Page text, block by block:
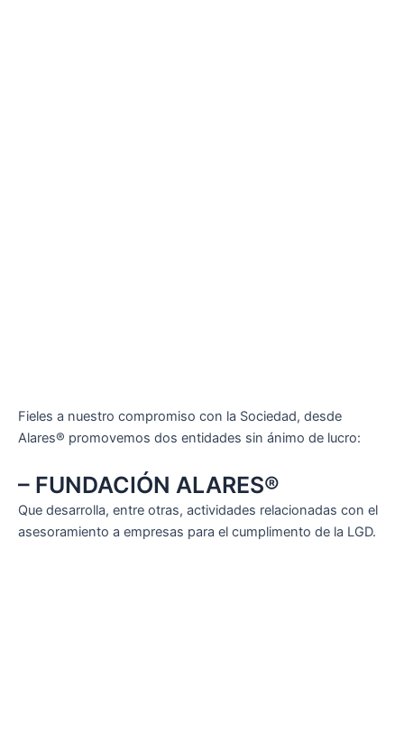
Fieles a nuestro compromiso con la Sociedad, desde
Alares® promovemos dos entidades sin ánimo de lucro:
– FUNDACIÓN ALARES®
Que desarrolla, entre otras, actividades relacionadas con el
asesoramiento a empresas para el cumplimento de la LGD.